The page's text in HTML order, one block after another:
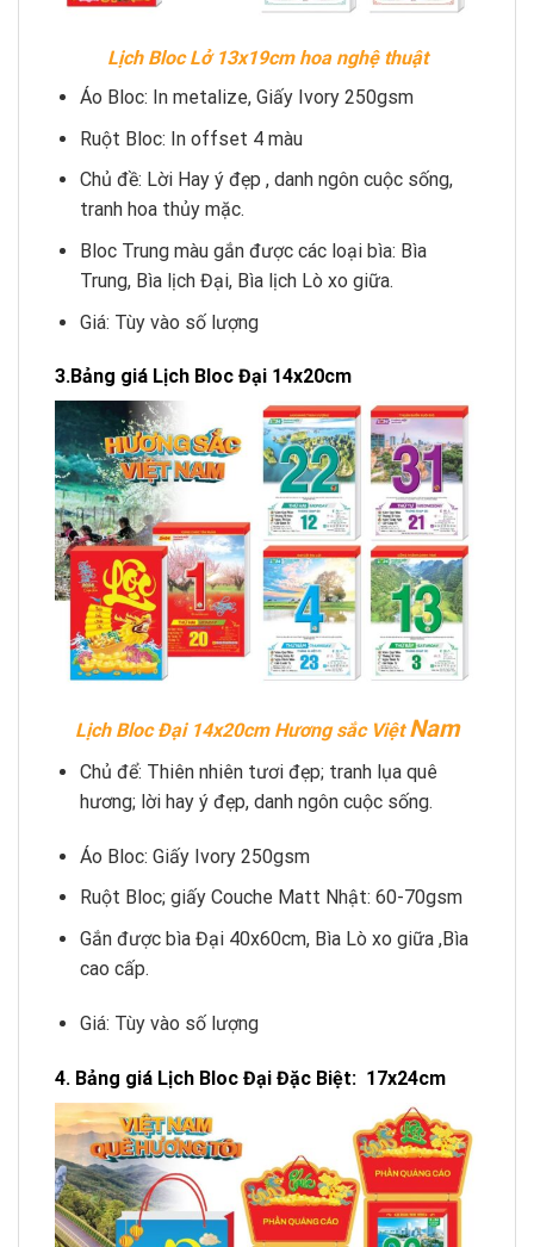
Lịch Bloc Lở 13x19cm hoa nghệ thuật
Áo Bloc: In metalize, Giấy Ivory 250gsm
Ruột Bloc: In offset 4 màu
Chủ đề: Lời Hay ý đẹp , danh ngôn cuộc sống,
tranh hoa thủy mặc.
Bloc Trung màu gắn được các loại bìa: Bìa
Trung, Bìa lịch Đại, Bìa lịch Lò xo giữa.
Giá: Tùy vào số lượng
3.Bảng giá Lịch Bloc Đại 14x20cm
Lịch Bloc Đại 14x20cm Hương sắc ViệtNam
Chủ để: Thiên nhiên tươi đẹp; tranh lụa quê
hương; lời hay ý đẹp, danh ngôn cuộc sống.
Áo Bloc: Giấy Ivory 250gsm
Ruột Bloc; giấy Couche Matt Nhật: 60-70gsm
Gắn được bìa Đại 40x60cm, Bìa Lò xo giữa ,Bìa
cao cấp.
Giá: Tùy vào số lượng
4. Bảng giá Lịch Bloc Đại Đặc Biệt: 17x24cm